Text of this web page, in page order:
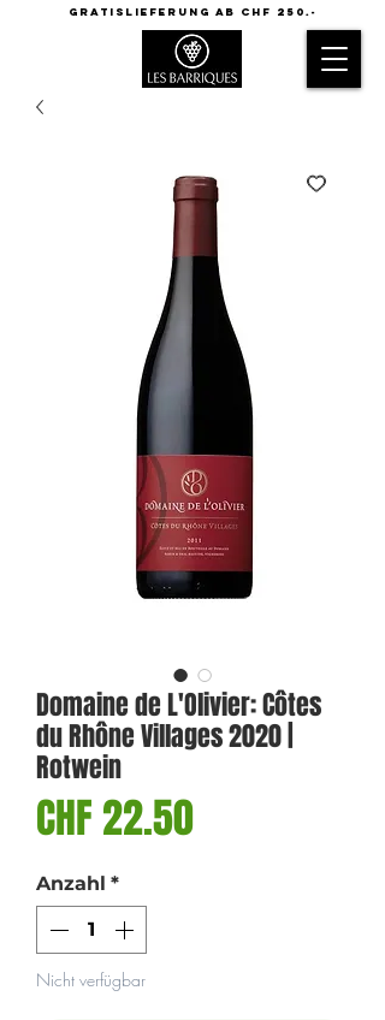
GRATISLIEFERUNG AB CHF 250.-
Domaine de L'Olivier: Côtes
du Rhône Villages 2020 |
Rotwein
CHF 22.50Preis
Anzahl *
Nicht verfügbar